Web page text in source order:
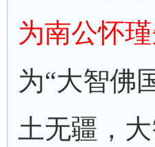
为南公怀瑾
为“大智佛
土无疆，